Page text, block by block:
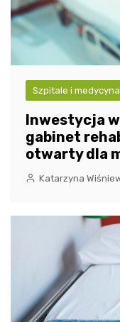
Szpitale i medycyna
Inwestycja
gabinet
otwarty dla
Katarzyna